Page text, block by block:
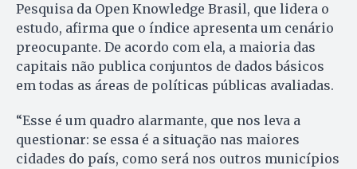
Pesquisa da Open Knowledge Brasil, que lidera o
estudo, afirma que o índice apresenta um cenário
preocupante. De acordo com ela, a maioria das
capitais não publica conjuntos de dados básicos
em todas as áreas de políticas públicas avaliadas.
“Esse é um quadro alarmante, que nos leva a
questionar: se essa é a situação nas maiores
cidades do país, como será nos outros municípios